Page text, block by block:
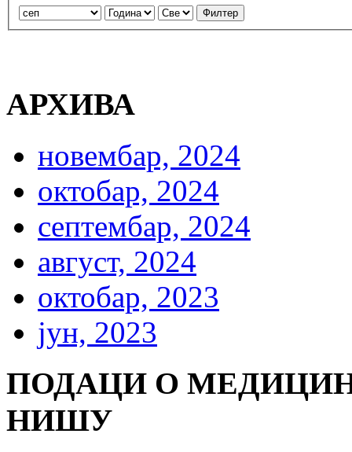
Филтер
АРХИВА
новембар, 2024
октобар, 2024
септембар, 2024
август, 2024
октобар, 2023
јун, 2023
ПОДАЦИ О
НИШУ